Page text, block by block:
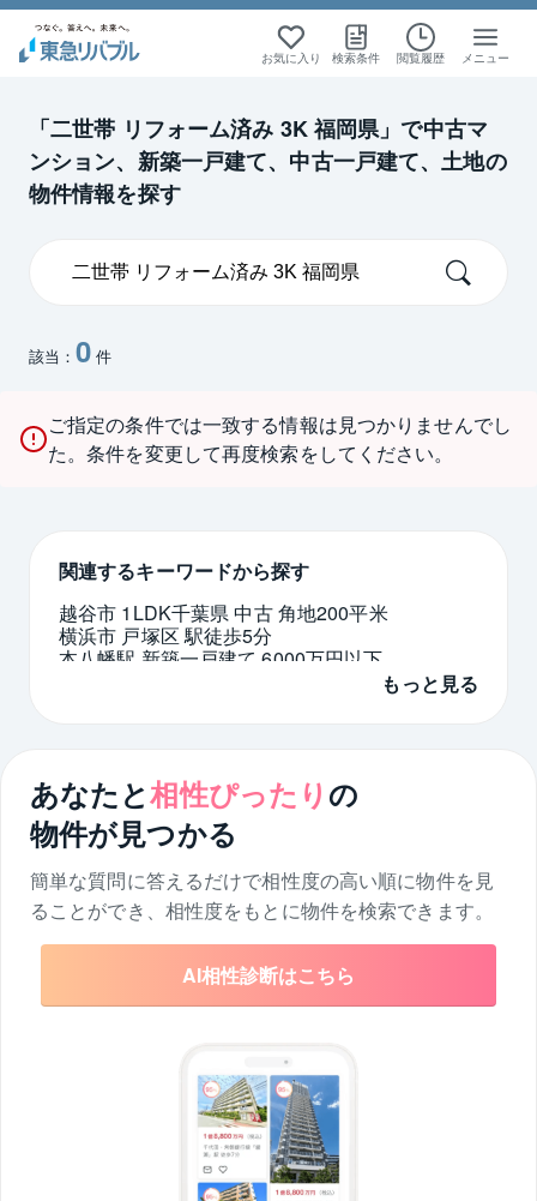
お気に入り 検索条件 閲覧履歴 メニュー
「二世帯 リフォーム済み 3K 福岡県」で中古マ
ンション、新築一戸建て、中古一戸建て、土地の
物件情報を探す
該当： 0 件
ご指定の条件では一致する情報は見つかりませんでし
た。条件を変更して再度検索をしてください。
関連するキーワードから探す
越谷市 1LDK千葉県 中古 角地200平米
横浜市 戸塚区 駅徒歩5分
本八幡駅 新築一戸建て 6000万円以下
もっと見る
あなたと相性ぴったり の
物件が見つかる
簡単な質問に答えるだけで相性度の高い順に物件を 見
ることができ、相性度をもとに物件を検索できます。
AI相性診断はこちら